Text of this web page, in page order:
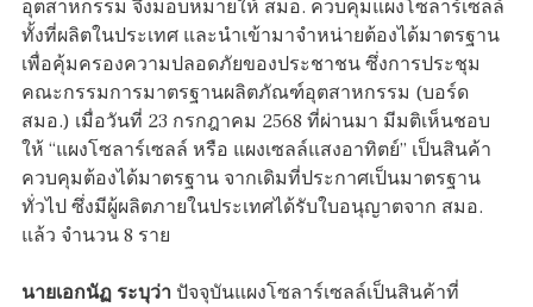
อุตสาหกรรม จึงมอบหมายให้ สมอ. ควบคุมแผงโซลาร์เซลล์
ทั้งที่ผลิตในประเทศ และนำเข้ามาจำหน่ายต้องได้มาตรฐาน
เพื่อคุ้มครองความปลอดภัยของประชาชน ซึ่งการประชุม
คณะกรรมการมาตรฐานผลิตภัณฑ์อุตสาหกรรม (บอร์ด
สมอ.) เมื่อวันที่ 23 กรกฎาคม 2568 ที่ผ่านมา มีมติเห็นชอบ
ให้ “แผงโซลาร์เซลล์ หรือ แผงเซลล์แสงอาทิตย์” เป็นสินค้า
ควบคุมต้องได้มาตรฐาน จากเดิมที่ประกาศเป็นมาตรฐาน
ทั่วไป ซึ่งมีผู้ผลิตภายในประเทศได้รับใบอนุญาตจาก สมอ.
แล้ว จำนวน 8 ราย
นายเอกนัฏ ระบุว่า ปัจจุบันแผงโซลาร์เซลล์เป็นสินค้าที่